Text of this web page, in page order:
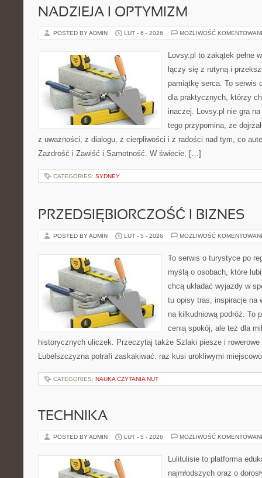
NADZIEJA I OPTYMIZM
POSTED BY ADMIN LUT - 6 - 2026 MOŻLIWOŚĆ
Lovsy.pl to zakątek pełne
łączy się z rutyną i
pamiątkę serca. To serwis
dla praktycznych, którzy
inaczej. Lovsy.pl nie gra
tego przypomina, że
z uważności, z dialogu, z cierpliwości i z radości nad tym, co
Zazdrość i Zawiść i Samotność. W świecie, […]
CATEGORIES: SYDNEY
PRZEDSIĘBIORCZOŚĆ I BIZNES
POSTED BY ADMIN LUT - 5 - 2026 MOŻLIWOŚĆ
To serwis o turystyce po
myślą o osobach, które
chcą układać wyjazdy w
tu opisy tras, inspiracje na
na kilkudniową podróż. To
cenią spokój, ale też dla
historycznych uliczek. Przeczytaj także Szlaki piesze i
Lubelszczyzna potrafi zaskakiwać: raz kusi urokliwymi
CATEGORIES: NAUKA CZYTANIA NUT
TECHNIKA
POSTED BY ADMIN LUT - 5 - 2026 MOŻLIWOŚĆ
Lulitulisie to platforma
najmłodszych oraz o